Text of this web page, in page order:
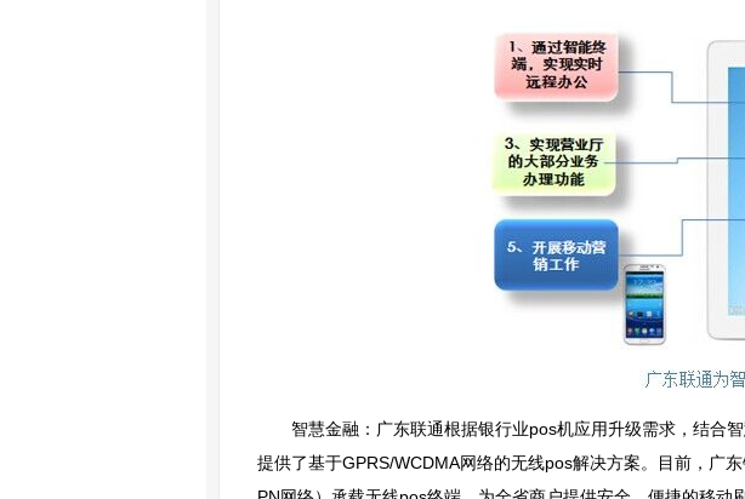
智慧金融：广东联通根据银行业pos机应用升级需求，结合
提供了基于GPRS/WCDMA网络的无线pos解决方案。目前，广